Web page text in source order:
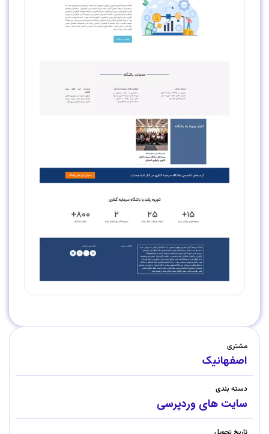
مشتری
اصفهانیک
دسته بندی
سایت های وردپرسی